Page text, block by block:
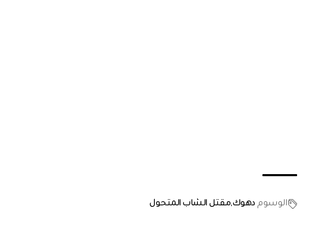
الوسوم دهوكمقتل الشاب المتحول